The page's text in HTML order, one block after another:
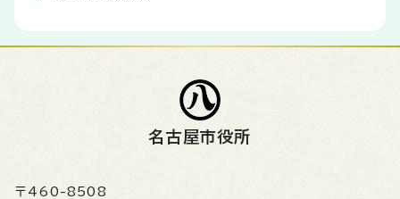
名古屋市役所
〒460-8508